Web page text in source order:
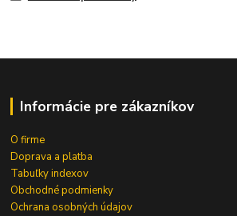
Informácie pre zákazníkov
O firme
Doprava a platba
Tabuľky indexov
Obchodné podmienky
Ochrana osobných údajov